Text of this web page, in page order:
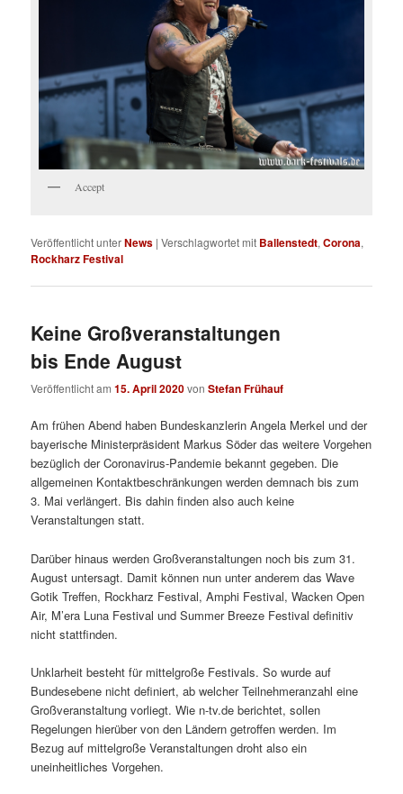
Accept
Veröffentlicht unterNews |Verschlagwortet mit Ballenstedt,Corona,
Rockharz Festival
Keine Großveranstaltungen
bis Ende August
Veröffentlicht am15. April 2020vonStefan Frühauf
Am frühen Abend haben Bundeskanzlerin Angela Merkel und der
bayerische Ministerpräsident Markus Söder das weitere Vorgehen
bezüglich der Coronavirus-Pandemie bekannt gegeben. Die
allgemeinen Kontaktbeschränkungen werden demnach bis zum
3. Mai verlängert. Bis dahin finden also auch keine
Veranstaltungen statt.
Darüber hinaus werden Großveranstaltungen noch bis zum 31.
August untersagt. Damit können nun unter anderem das Wave
Gotik Treffen, Rockharz Festival, Amphi Festival, Wacken Open
Air, M’era Luna Festival und Summer Breeze Festival definitiv
nicht stattfinden.
Unklarheit besteht für mittelgroße Festivals. So wurde auf
Bundesebene nicht definiert, ab welcher Teilnehmeranzahl eine
Großveranstaltung vorliegt. Wie n-tv.de berichtet, sollen
Regelungen hierüber von den Ländern getroffen werden. Im
Bezug auf mittelgroße Veranstaltungen droht also ein
uneinheitliches Vorgehen.